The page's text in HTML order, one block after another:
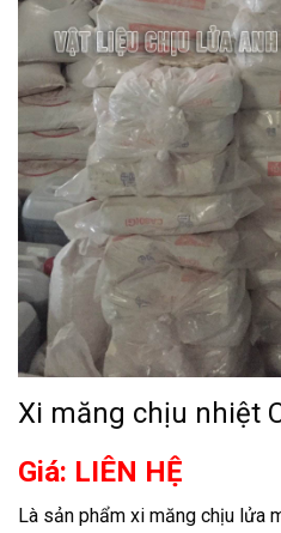
Xi măng chịu nhiệt
Giá: LIÊN HỆ
Là sản phẩm xi măng chịu lửa